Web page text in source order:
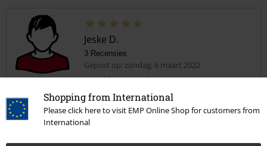
Shopping from International
Please click here to visit EMP Online Shop for customers from
International
Jeske D.
3 Recensies
Gepost op: zondag, 6 maart 2022
Bestelde maat: xxl
doet iedereen lachen
zit goed na het verwijderen van de labels, en doet iedereen lachen